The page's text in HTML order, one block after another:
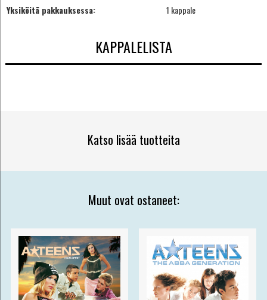
Yksiköitä pakkauksessa:
1 kappale
KAPPALELISTA
Katso lisää tuotteita
Muut ovat ostaneet: